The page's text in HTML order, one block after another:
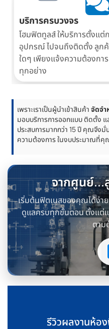
บริการครบวงจร
โฮมฟิตทูลส์ ให้บริการตั้งแต่
อุปกรณ์ ไปจนถึงติดตั้ง ลูกค้
ใดๆ เพียงแจ้งความต้องกา
ทุกอย่าง
เพราะเราเป็นผู้นำเข้าสินค้า จัดจำ
มอบบริการการออกแบบ ติดตั้ง แ
ประสบการมากกว่า 15 ปี คุณจึงมั่
ความต้องการ ในงบประมาณที่
จากศูนย์...
เริ่มต้นฟิตเนสของคุณได้ง่า
ดูแลครบทุกขั้นตอน ตั้งแต่
ตาม
รีวิวผลงานห้อ